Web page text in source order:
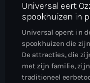
Universal eert
spookhuizen in
Universal opent in
spookhuizen die
De attracties, die
met zijn familie,
traditioneel